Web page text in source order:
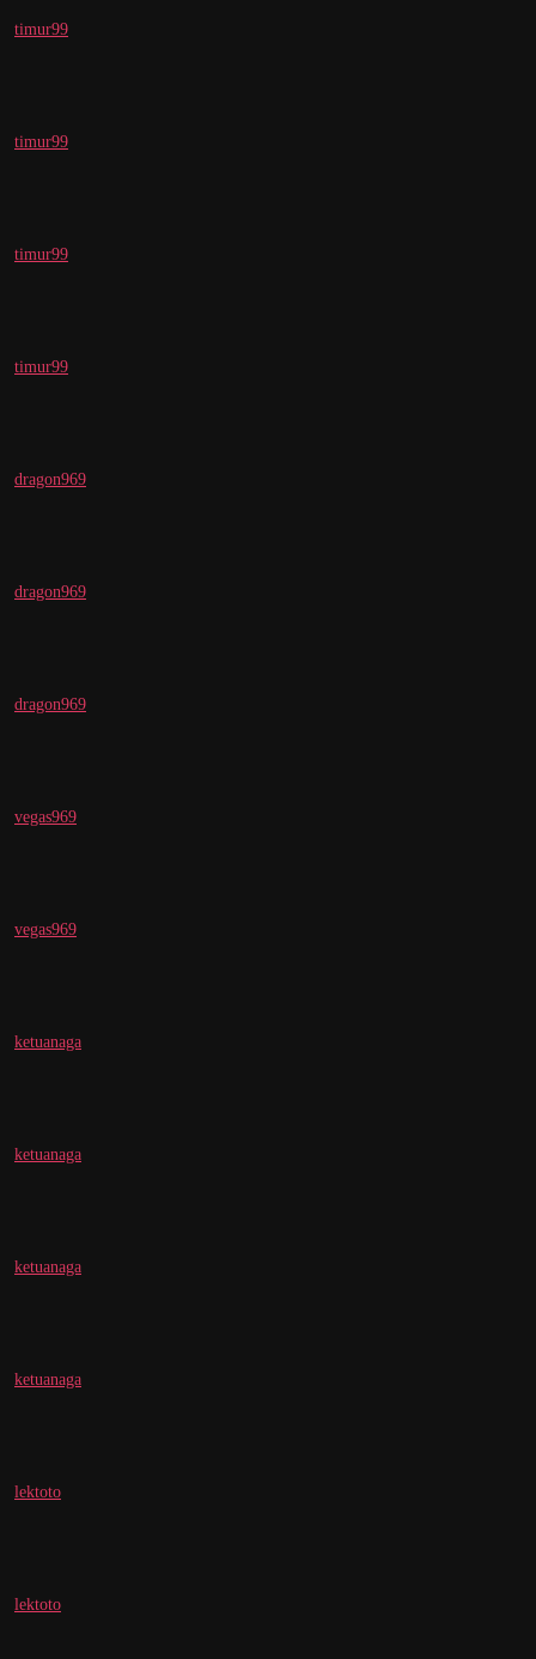
timur99
timur99
timur99
timur99
dragon969
dragon969
dragon969
vegas969
vegas969
ketuanaga
ketuanaga
ketuanaga
ketuanaga
lektoto
lektoto